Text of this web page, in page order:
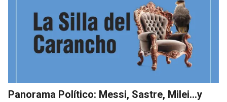
Panorama Político: Messi, Sastre, Milei…y